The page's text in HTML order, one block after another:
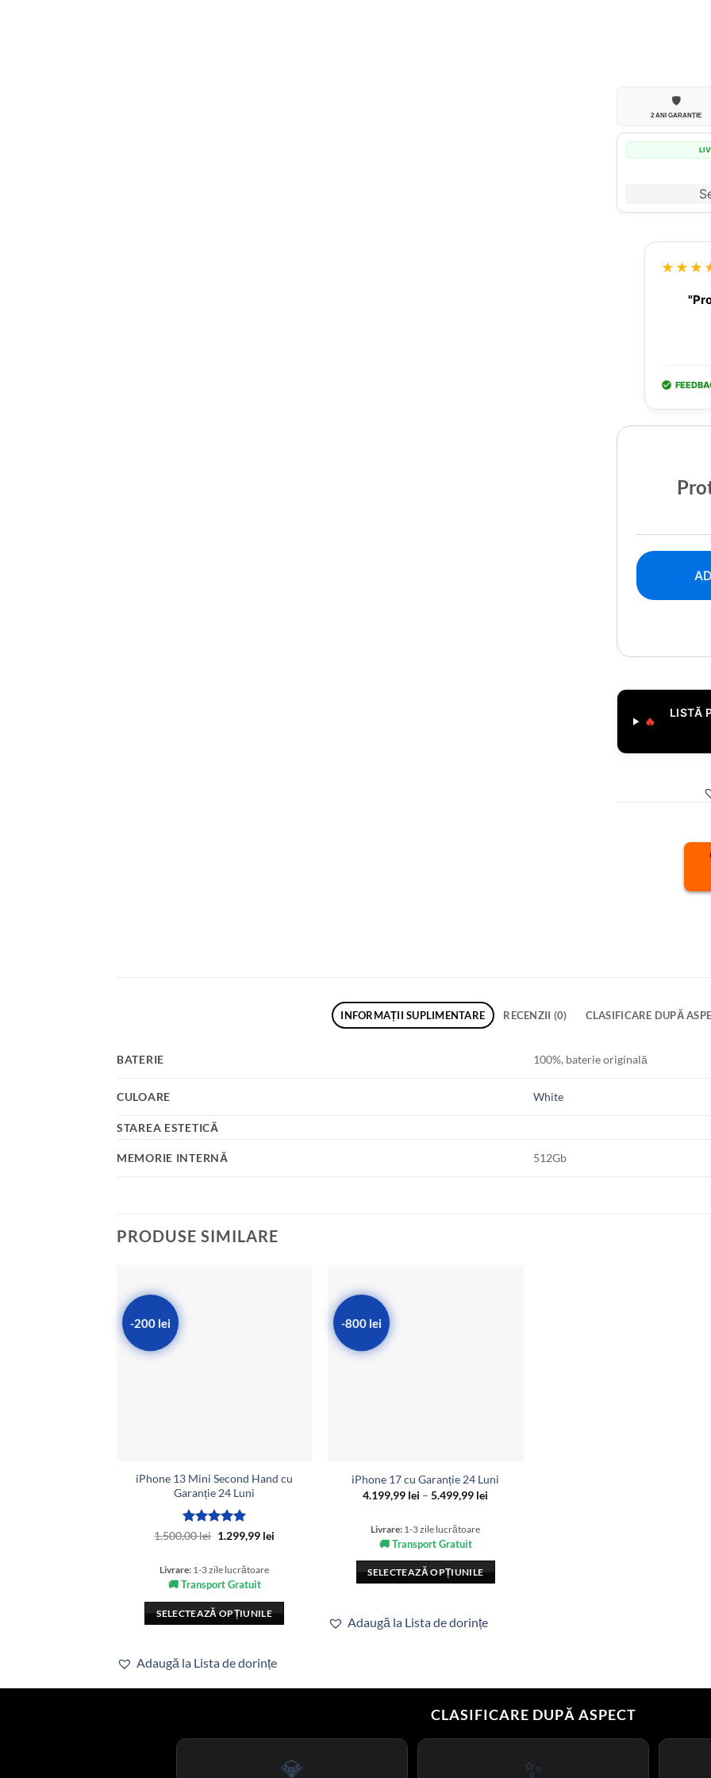
🛡️
2 ANI GARANȚIE
🔥
LISTĂ
INFORMAȚII SUPLIMENTARE RECENZII (0) CLASIFICARE DUPĂ
BATERIE 100%, baterie originală
CULOARE White
STAREA ESTETICĂ
MEMORIE INTERNĂ 512Gb
PRODUSE SIMILARE
-200 lei
iPhone 13 Mini Second Hand cu
Garanție 24 Luni
Evaluat la
1.500,00lei Prețul
fost:
1.500,00 lei.
1.299,99 leiPrețul
Livrare: 1-3 zile lucrătoare
🚚 Transport Gratuit
SELECTEAZĂ OPȚIUNILE
are
mai
Opțiunile
Adaugă la Lista de dorințe
-800 lei
iPhone 17 cu Garanție 24 Luni
4.199,99 lei – 5.499,99 lei
5.499,99 lei
Livrare: 1-3 zile lucrătoare
🚚 Transport Gratuit
SELECTEAZĂ OPȚIUNILE
are
pot
fi
Adaugă la Lista de dorințe
CLASIFICARE DUPĂ ASPECT
💎 ✨